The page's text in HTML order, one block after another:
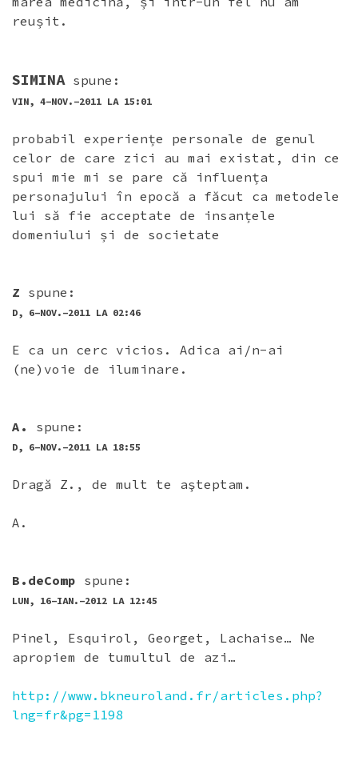
reușit.
SIMINA spune:
VIN, 4-NOV.-2011 LA 15:01
probabil experiențe personale de genul
celor de care zici au mai existat, din ce
spui mie mi se pare că influența
personajului în epocă a făcut ca metodele
lui să fie acceptate de insanțele
domeniului și de societate
Z spune:
D, 6-NOV.-2011 LA 02:46
E ca un cerc vicios. Adica ai/n-ai
(ne)voie de iluminare.
A. spune:
D, 6-NOV.-2011 LA 18:55
Dragă Z., de mult te aşteptam.
A.
B.deComp spune:
LUN, 16-IAN.-2012 LA 12:45
Pinel, Esquirol, Georget, Lachaise… Ne
apropiem de tumultul de azi…
http://www.bkneuroland.fr/articles.php?
lng=fr&pg=1198